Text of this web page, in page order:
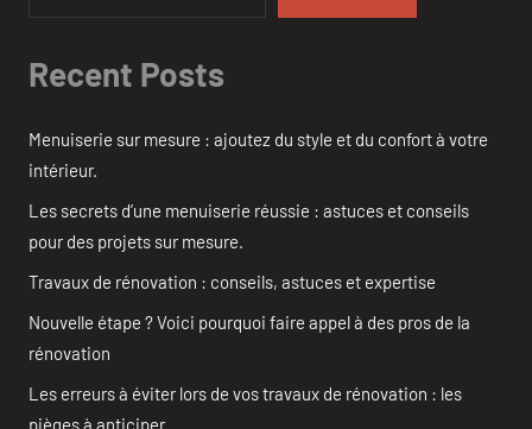
Recent Posts
Menuiserie sur mesure : ajoutez du style et du confort à votre
intérieur.
Les secrets d’une menuiserie réussie : astuces et conseils
pour des projets sur mesure.
Travaux de rénovation : conseils, astuces et expertise
Nouvelle étape ? Voici pourquoi faire appel à des pros de la
rénovation
Les erreurs à éviter lors de vos travaux de rénovation : les
pièges à anticiper.